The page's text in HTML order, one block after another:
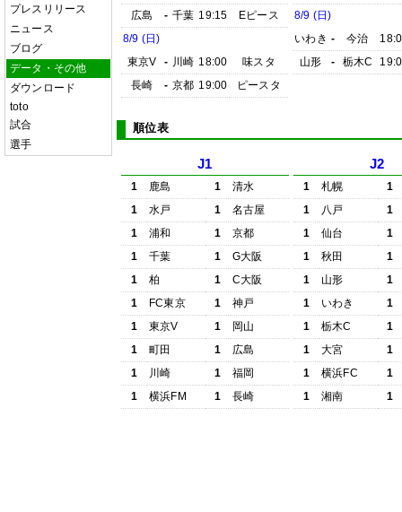
プレスリリース
ニュース
ブログ
データ・その他
ダウンロード
toto
試合
選手
広島
- 千葉 19:15
Eピース
8/9 (日)
東京V
- 川崎 18:00
味スタ
長崎
- 京都 19:00 ピースタ
8/9 (日)
いわき - 今治
山形
- 栃木C
順位表
J1
1 鹿島 1
清水
1
水戸 1
名古屋
1
浦和 1
京都
1
千葉 1
G大阪
1
柏 1
C大阪
1
FC東京 1
神戸
1
東京V 1
岡山
1
町田 1
広島
1
川崎 1
福岡
1
横浜FM 1 長崎
J2
1 札幌
1
1
八戸
1
1
仙台
1
1
秋田
1
1
山形
1
1
いわき
1
1
栃木C
1
1
大宮
1
1
横浜FC
1
1
湘南 1